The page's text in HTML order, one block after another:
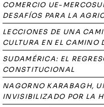
COMERCIO UE-
DESAFÍOS PARA LA
LECCIONES DE UNA
CULTURA EN EL CAMINO
SUDAMÉRICA: EL
CONSTITUCIONAL
NAGORNO KARABAGH,
INVISIBILIZADO POR LA